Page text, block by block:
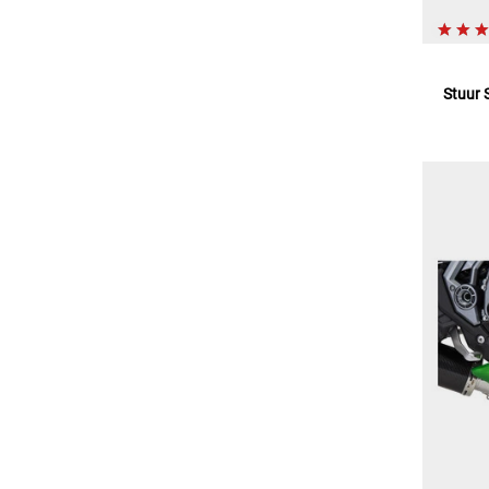
Stuur